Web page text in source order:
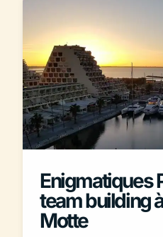
Enigmatiques
team building
Motte